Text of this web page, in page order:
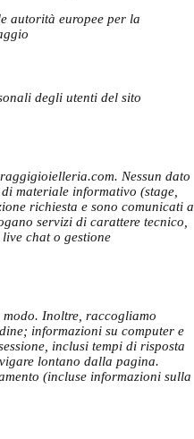
autorità europee per la
degli utenti del sito
Nessun dato
materiale informativo (stage,
richiesta e sono comunicati a
servizi di carattere tecnico,
chat o gestione
Inoltre, raccogliamo
informazioni su computer e
inclusi tempi di risposta
lontano dalla pagina.
(incluse informazioni sulla